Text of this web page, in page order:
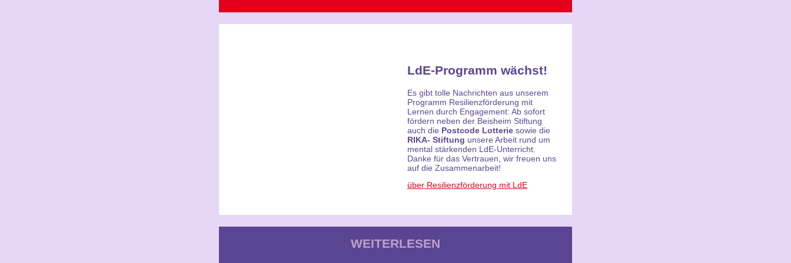
LdE-Programm wächst!
Es gibt tolle Nachrichten aus unserem
Programm Resilienzförderung mit
Lernen durch Engagement: Ab sofort
fördern neben der Beisheim Stiftung
auch die Postcode Lotterie sowie die
RIKA- Stiftung unsere Arbeit rund um
mental stärkenden LdE-Unterricht.
Danke für das Vertrauen, wir freuen uns
auf die Zusammenarbeit!
über Resilienzförderung mit LdE
WEITERLESEN